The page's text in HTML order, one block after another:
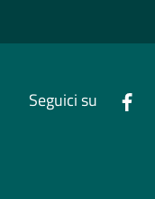
Seguici su